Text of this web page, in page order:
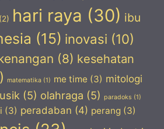
(2) hari raya (30) ibu
(15) inovasi (10)
(8) kesehatan
matematika (1) me time (3) mitologi
(5) olahraga (5) paradoks (1)
(3) peradaban (4) perang (3)